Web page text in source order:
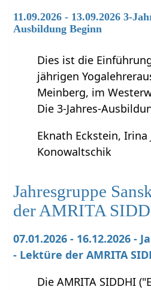
11.09.2026 - 13.09.2026 3-
Ausbildung Beginn
Dies ist die
jährigen
Meinberg, im
Die 3-Jahres-
Eknath Eckstein, Irina
Konowaltschik
Jahresgruppe
der AMRITA
07.01.2026 - 16.12.2026 -
- Lektüre der AMRITA
Die AMRITA SIDDHI